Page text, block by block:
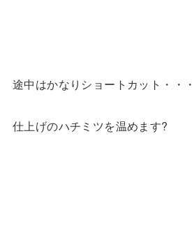
途中はかなりショートカット・・・
仕上げのハチミツを温めます?